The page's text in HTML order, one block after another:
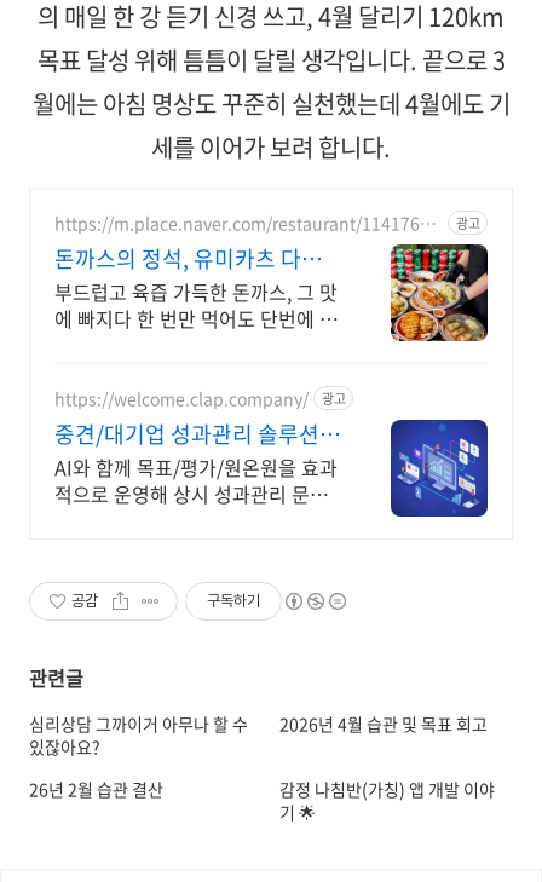
의 매일 한 강 듣기 신경 쓰고, 4월 달리기 120km
목표 달성 위해 틈틈이 달릴 생각입니다. 끝으로 3
월에는 아침 명상도 꾸준히 실천했는데 4월에도 기
세를 이어가 보려 합니다.
https://m.place.naver.com/restaurant/11417682
광고
돈까스의 정석, 유미카츠 다양한
메뉴, 선택의 즐거움
부드럽고 육즙 가득한 돈까스, 그 맛
에 빠지다 한 번만 먹어도 단번에 반
https://welcome.clap.company/ 광고
중견/대기업 성과관리 솔루션
커스텀 가능한 성과관리솔루션
AI와 함께 목표/평가/원온원을 효과
적으로 운영해 상시 성과관리 문화
공감 구독하기
관련글
심리상담 그까이거 아무나 할 수
있잖아요?
2026년 4월 습관 및 목표 회고
26년 2월 습관 결산
감정 나침반(가칭) 앱 개발 이야
기 🌟